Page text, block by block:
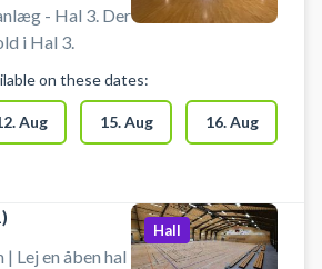
- Hal 3. Der
i Hal 3.
on these dates:
Aug 15. Aug 16. Aug
| Lej en åben hal
Hall